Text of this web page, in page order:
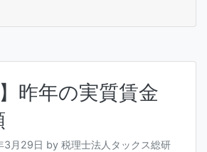
昨年の実質賃金
3月29日 by 税理士法人タックス総研